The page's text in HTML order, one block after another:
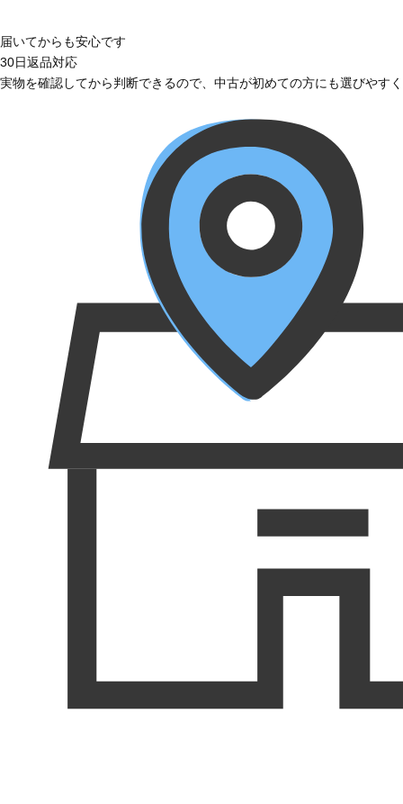
届いてからも安心です
30日返品対応
実物を確認してから判断できるので、中古が初めての方にも選びやす